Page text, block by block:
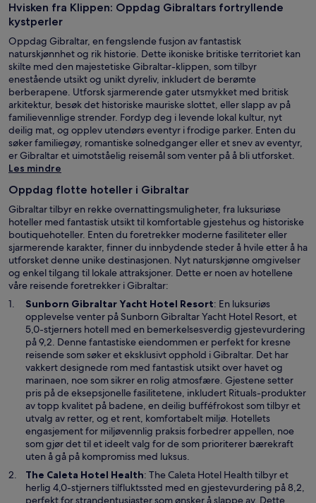
Hvisken fra Klippen: Oppdag Gibraltars fortryllende
kystperler
Oppdag Gibraltar, en fengslende fusjon av fantastisk
naturskjønnhet og rik historie. Dette ikoniske britiske territoriet kan
skilte med den majestetiske Gibraltar-klippen, som tilbyr
enestående utsikt og unikt dyreliv, inkludert de berømte
berberapene. Utforsk sjarmerende gater utsmykket med britisk
arkitektur, besøk det historiske mauriske slottet, eller slapp av på
familievennlige strender. Fordyp deg i levende lokal kultur, nyt
deilig mat, og opplev utendørs eventyr i frodige parker. Enten du
søker familiegøy, romantiske solnedganger eller et snev av eventyr,
er Gibraltar et uimotståelig reisemål som venter på å bli utforsket.
Les mindre
Oppdag flotte hoteller i Gibraltar
Gibraltar tilbyr en rekke overnattingsmuligheter, fra luksuriøse
hoteller med fantastisk utsikt til komfortable gjestehus og historiske
boutiquehoteller. Enten du foretrekker moderne fasiliteter eller
sjarmerende karakter, finner du innbydende steder å hvile etter å ha
utforsket denne unike destinasjonen. Nyt naturskjønne omgivelser
og enkel tilgang til lokale attraksjoner. Dette er noen av hotellene
våre reisende foretrekker i Gibraltar:
Sunborn Gibraltar Yacht Hotel ResortÅ
p
n
e
s
i
e
t
n
y
t
t
n
d
: En luksuriøs
opplevelse venter på Sunborn Gibraltar Yacht Hotel Resort, et
5,0-stjerners hotell med en bemerkelsesverdig gjestevurdering
på 9,2. Denne fantastiske eiendommen er perfekt for kresne
reisende som søker et eksklusivt opphold i Gibraltar. Det har
vakkert designede rom med fantastisk utsikt over havet og
marinaen, noe som sikrer en rolig atmosfære. Gjestene setter
pris på de eksepsjonelle fasilitetene, inkludert Rituals-produkter
av topp kvalitet på badene, en deilig bufféfrokost som tilbyr et
utvalg av retter, og et rent, komfortabelt miljø. Hotellets
engasjement for miljøvennlig praksis forbedrer appellen, noe
som gjør det til et ideelt valg for de som prioriterer bærekraft
uten å gå på kompromiss med luksus.
The Caleta Hotel HealthÅ
p
n
: The Caleta Hotel Health tilbyr et
herlig 4,0-stjerners tilfluktssted med en gjestevurdering på 8,2,
perfekt for strandentusiaster som ønsker å slappe av. Dette